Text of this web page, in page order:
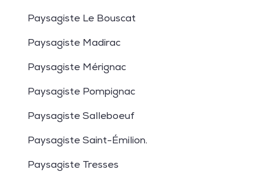
Paysagiste Le Bouscat
Paysagiste Madirac
Paysagiste Mérignac
Paysagiste Pompignac
Paysagiste Salleboeuf
Paysagiste Saint-Émilion.
Paysagiste Tresses